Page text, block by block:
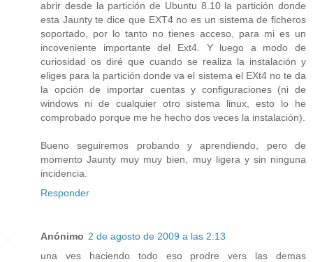
abrir desde la partición de Ubuntu 8.10 la partición donde
esta Jaunty te dice que EXT4 no es un sistema de ficheros
soportado, por lo tanto no tienes acceso, para mi es un
incoveniente importante del Ext4. Y luego a modo de
curiosidad os diré que cuando se realiza la instalación y
eliges para la partición donde va el sistema el EXt4 no te da
la opción de importar cuentas y configuraciones (ni de
windows ni de cualquier otro sistema linux, esto lo he
comprobado porque me he hecho dos veces la instalación).
Bueno seguiremos probando y aprendiendo, pero de
momento Jaunty muy muy bien, muy ligera y sin ninguna
incidencia.
Responder
Anónimo 2 de agosto de 2009 a las 2:13
una ves haciendo todo eso prodre vers las demas